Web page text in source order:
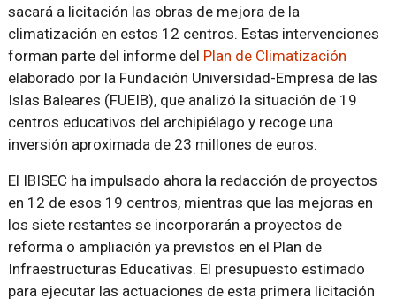
sacará a licitación las obras de mejora de la
climatización en estos 12 centros. Estas intervenciones
forman parte del informe del Plan de Climatización
elaborado por la Fundación Universidad-Empresa de las
Islas Baleares (FUEIB), que analizó la situación de 19
centros educativos del archipiélago y recoge una
inversión aproximada de 23 millones de euros.
El IBISEC ha impulsado ahora la redacción de proyectos
en 12 de esos 19 centros, mientras que las mejoras en
los siete restantes se incorporarán a proyectos de
reforma o ampliación ya previstos en el Plan de
Infraestructuras Educativas. El presupuesto estimado
para ejecutar las actuaciones de esta primera licitación